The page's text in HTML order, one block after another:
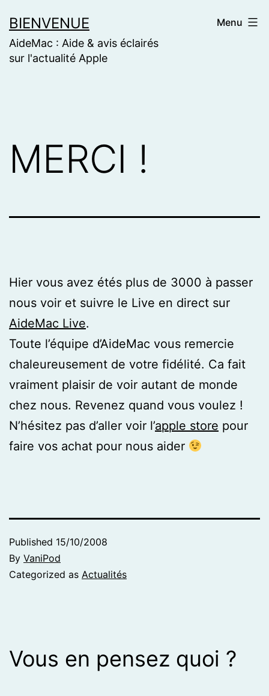
to
content
BIENVENUE
AideMac : Aide & avis éclairés
sur l'actualité Apple
Menu
MERCI !
Hier vous avez étés plus de 3000 à passer
nous voir et suivre le Live en direct sur
AideMac Live.
Toute l’équipe d’AideMac vous remercie
chaleureusement de votre fidélité. Ca fait
vraiment plaisir de voir autant de monde
chez nous. Revenez quand vous voulez !
N’hésitez pas d’aller voir l’apple store pour
faire vos achat pour nous aider
Published 15/10/2008
By VaniPod
Categorized as Actualités
Vous en pensez quoi ?